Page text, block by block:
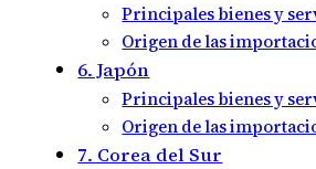
Principales bienes y
Origen de las
6. Japón
Principales bienes y
Origen de las
7. Corea del Sur